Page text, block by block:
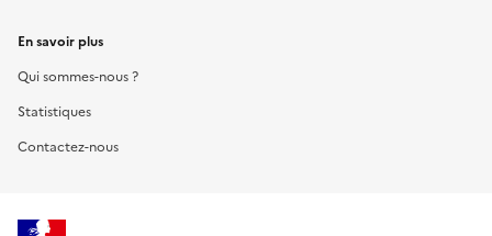
En savoir plus
Qui sommes-nous ?
Statistiques
Contactez-nous